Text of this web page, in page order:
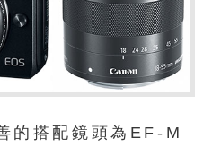
的搭配鏡頭為EF-M